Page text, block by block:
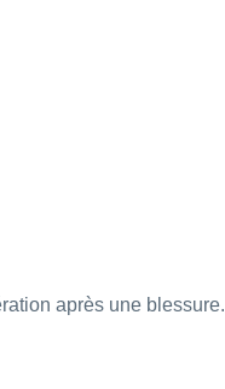
après une blessure.